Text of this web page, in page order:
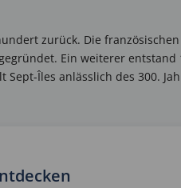
zurück. Die
Ein weiterer
Îles anlässlich des 300.